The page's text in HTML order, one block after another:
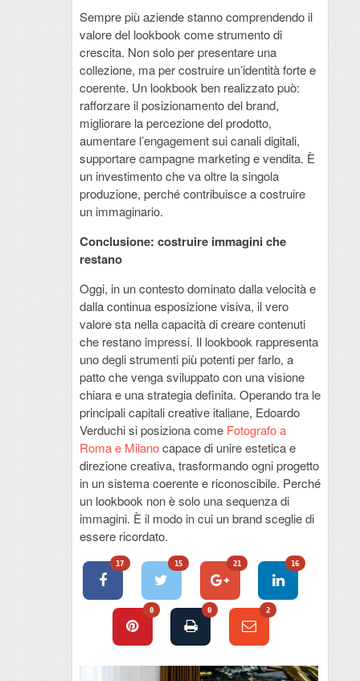
Sempre più aziende stanno comprendendo il
valore del lookbook come strumento di
crescita. Non solo per presentare una
collezione, ma per costruire un’identità forte e
coerente. Un lookbook ben realizzato può:
rafforzare il posizionamento del brand,
migliorare la percezione del prodotto,
aumentare l’engagement sui canali digitali,
supportare campagne marketing e vendita. È
un investimento che va oltre la singola
produzione, perché contribuisce a costruire
un immaginario.
Conclusione: costruire immagini che
restano
Oggi, in un contesto dominato dalla velocità e
dalla continua esposizione visiva, il vero
valore sta nella capacità di creare contenuti
che restano impressi. Il lookbook rappresenta
uno degli strumenti più potenti per farlo, a
patto che venga sviluppato con una visione
chiara e una strategia definita. Operando tra le
principali capitali creative italiane, Edoardo
Verduchi si posiziona come Fotografo a
Roma e Milanocapace di unire estetica e
direzione creativa, trasformando ogni progetto
in un sistema coerente e riconoscibile. Perché
un lookbook non è solo una sequenza di
immagini. È il modo in cui un brand sceglie di
essere ricordato.
17 15 21 16
0 0 2